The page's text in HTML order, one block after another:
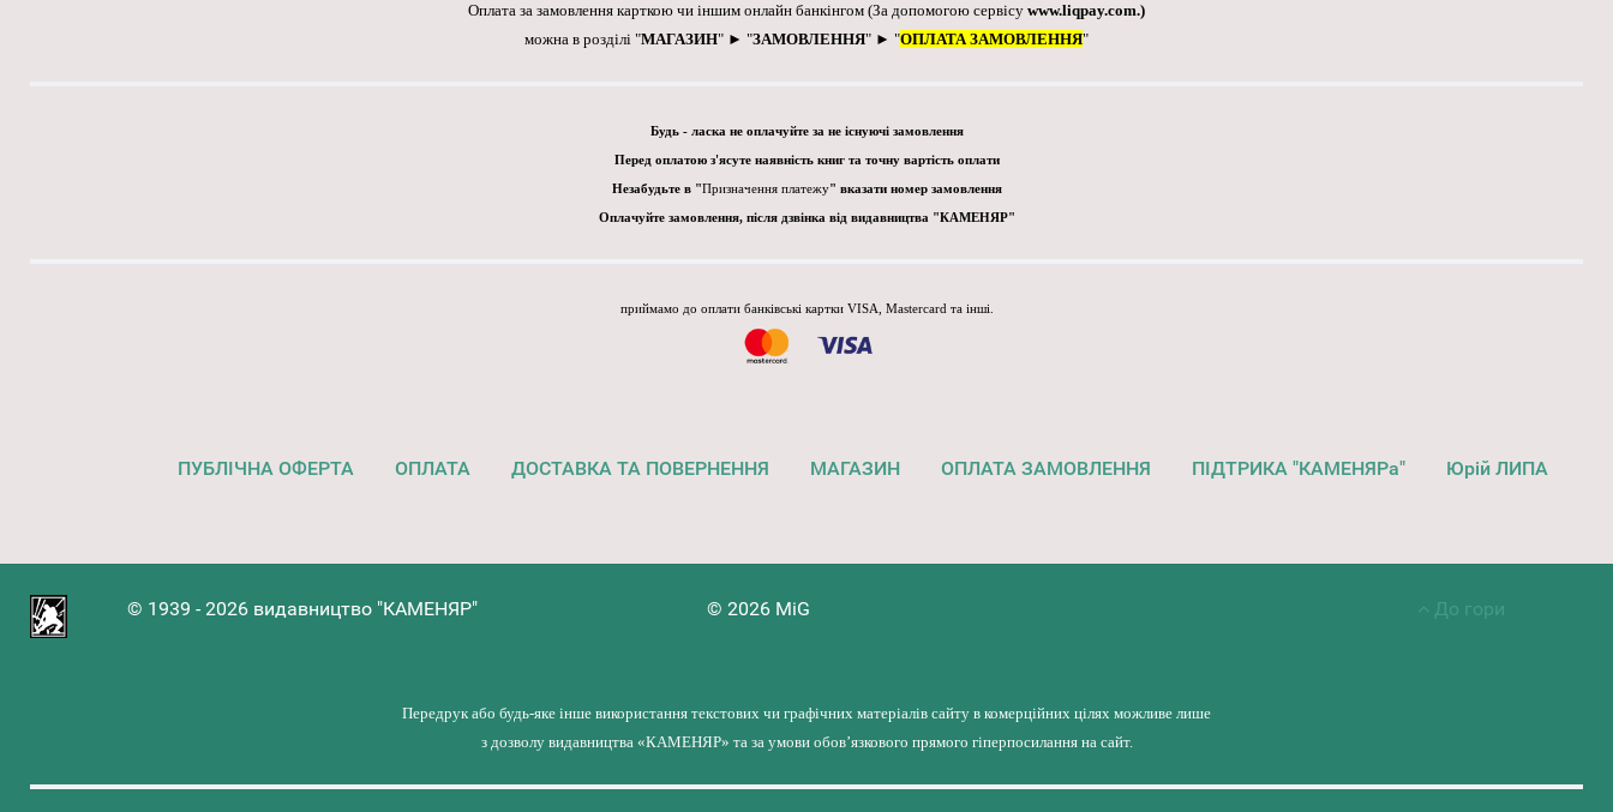
Оплата за замовлення карткою чи іншим онлайн банкінгом (За допомогою сервісу www.liqpay.com.)
можна в розділі "МАГАЗИН" ► "ЗАМОВЛЕННЯ" ► "ОПЛАТА ЗАМОВЛЕННЯ"
Будь - ласка не оплачуйте за не існуючі замовлення
Перед оплатою з'ясуте наявність книг та точну вартість оплати
Незабудьте в "Призначення платежу" вказати номер замовлення
Оплачуйте замовлення, після дзвінка від видавництва "КАМЕНЯР"
приймамо до оплати банківські картки VISA, Mastercard та інші.
ПУБЛІЧНА ОФЕРТА ОПЛАТА ДОСТАВКА ТА ПОВЕРНЕННЯ МАГАЗИН ОПЛАТА ЗАМОВЛЕННЯ ПІДТРИКА "КАМЕНЯРа" Юрій ЛИПА
© 1939 - 2026 видавництво "КАМЕНЯР" © 2026 MiG До гори
Передрук або будь-яке інше використання текстових чи графічних матеріалів сайту в комерційних цілях можливе лише
з дозволу видавництва «КАМЕНЯР» та за умови обов’язкового прямого гіперпосилання на сайт.